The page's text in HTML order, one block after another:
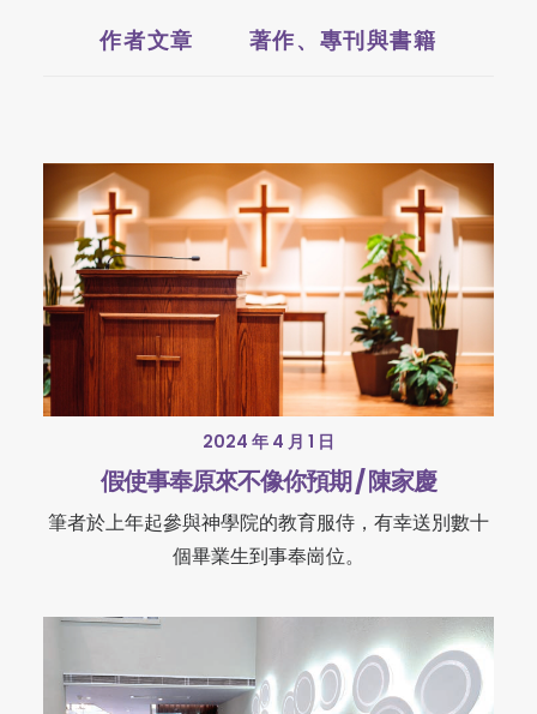
作者文章 著作、專刊與書籍
2024 年 4 月 1 日
假使事奉原來不像你預期 / 陳家慶
筆者於上年起參與神學院的教育服侍，有幸送別數十
個畢業生到事奉崗位。